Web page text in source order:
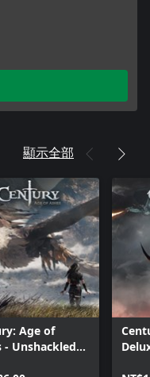
顯示全部
Age of
- Unshackled